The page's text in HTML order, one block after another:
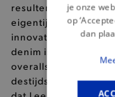
resulterend in
eigentijdse
innovaties die Lee
denim is het gebruik
overalls. Wat
destijds een
je onze
op
dan